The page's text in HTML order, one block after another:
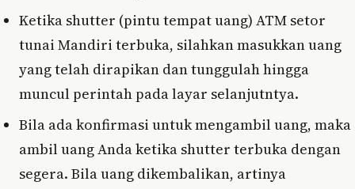
Ketika shutter (pintu tempat uang) ATM setor
tunai Mandiri terbuka, silahkan masukkan uang
yang telah dirapikan dan tunggulah hingga
muncul perintah pada layar selanjutntya.
Bila ada konfirmasi untuk mengambil uang, maka
ambil uang Anda ketika shutter terbuka dengan
segera. Bila uang dikembalikan, artinya